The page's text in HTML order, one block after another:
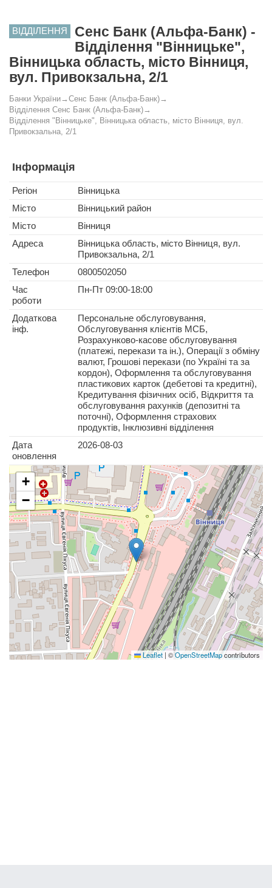
ВІДДІЛЕННЯ
Сенс Банк (Альфа-Банк) -
Відділення "Вінницьке",
Вінницька область, місто Вінниця,
вул. Привокзальна, 2/1
Банки України→ Сенс Банк (Альфа-Банк)→
Відділення Сенс Банк (Альфа-Банк)→
Відділення "Вінницьке", Вінницька область, місто Вінниця, вул.
Привокзальна, 2/1
Інформація
Регіон
Вінницька
Місто
Вінницький район
Місто
Вінниця
Адреса
Вінницька область, місто Вінниця, вул.
Привокзальна, 2/1
Телефон
0800502050
Час
роботи
Пн-Пт 09:00-18:00
Додаткова
інф.
Персональне обслуговування,
Обслуговування клієнтів МСБ,
Розрахунково-касове обслуговування
(платежі, перекази та ін.), Операції з обміну
валют, Грошові перекази (по Україні та за
кордон), Оформлення та обслуговування
пластикових карток (дебетові та кредитні),
Кредитування фізичних осіб, Відкриття та
обслуговування рахунків (депозитні та
поточні), Оформлення страхових
продуктів, Інклюзивні відділення
Дата
оновлення
2026-08-03
+
−
Leaflet | ©OpenStreetMapcontributors